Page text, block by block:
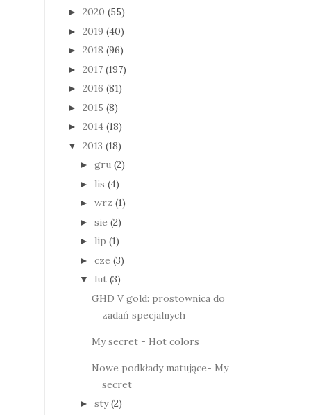
► 2020 (55)
► 2019 (40)
► 2018 (96)
► 2017 (197)
► 2016 (81)
► 2015 (8)
► 2014 (18)
▼ 2013 (18)
► gru (2)
► lis (4)
► wrz (1)
► sie (2)
► lip (1)
► cze (3)
▼ lut (3)
GHD V gold: prostownica do
zadań specjalnych
My secret - Hot colors
Nowe podkłady matujące- My
secret
► sty (2)